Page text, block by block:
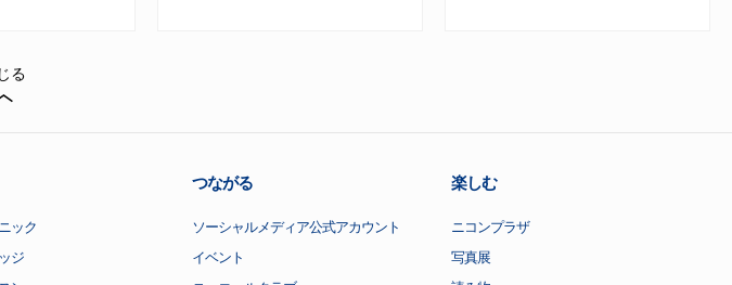
る
ック
ジ
つながる
ソーシャルメディア公式アカウント
イベント
楽しむ
ニコンプラザ
写真展